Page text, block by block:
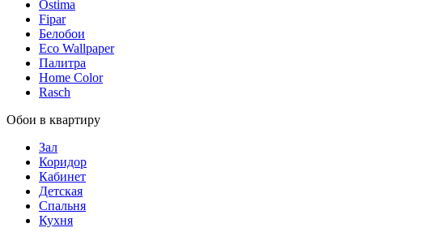
Ostima
Fipar
Белобои
Eco Wallpaper
Палитра
Home Color
Rasch
Обои в квартиру
Зал
Коридор
Кабинет
Детская
Спальня
Кухня